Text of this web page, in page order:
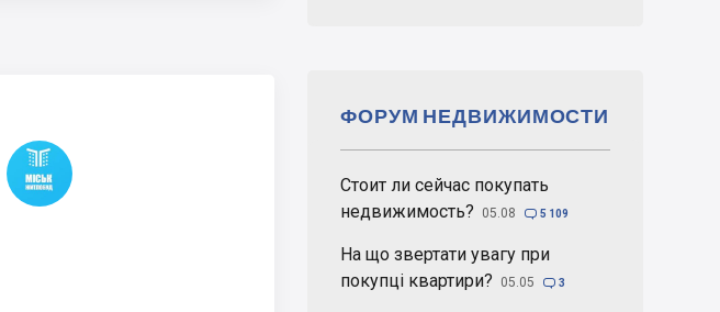
Стоит ли сейчас покупать
недвижимость?
05.08  5 109
На що звертати увагу при
покупці квартири?
05.05  3
ФОРУМ НЕДВИЖИМОСТИ